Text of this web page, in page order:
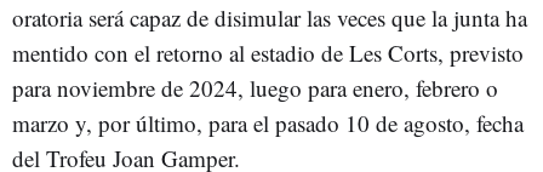
oratoria será capaz de disimular las veces que la junta ha
mentido con el retorno al estadio de Les Corts, previsto
para noviembre de 2024, luego para enero, febrero o
marzo y, por último, para el pasado 10 de agosto, fecha
del Trofeu Joan Gamper.